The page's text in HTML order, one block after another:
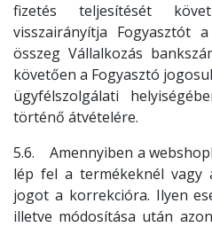
fizetés teljesítését
visszairányítja Fogyasztót
összeg Vállalkozás
követően a Fogyasztó
ügyfélszolgálati
történő átvételére.
5.6. Amennyiben a
lép fel a termékeknél vagy
jogot a korrekcióra. Ilyen
illetve módosítása után